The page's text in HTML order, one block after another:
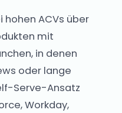
hohen ACVs über
mit
in denen
oder lange
Serve-Ansatz
Workday,